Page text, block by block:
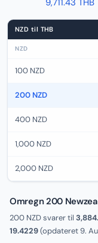
9,711.43 THB
NZD til THB
NZD
100 NZD
200 NZD
400 NZD
1,000 NZD
2,000 NZD
Omregn 200
200 NZD svarer til
19.4229(opdateret9.